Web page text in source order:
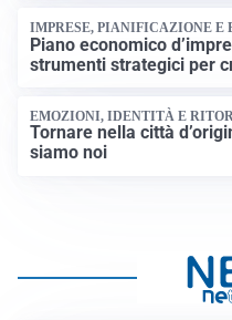
IMPRESE, PIANIFICAZIONE E
Piano economico
strumenti strategici per
EMOZIONI, IDENTITÀ E
Tornare nella città
siamo noi